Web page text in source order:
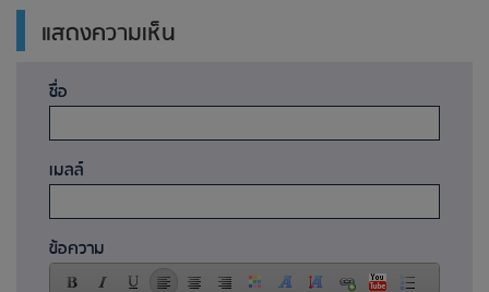
แสดงความเห็น
ชื่อ
เมลล์
ข้อความ